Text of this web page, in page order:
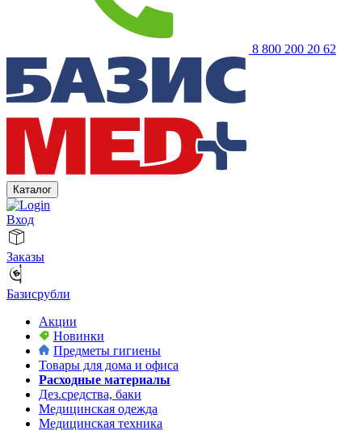
8 800 200 20 62
Каталог
Вход
Заказы
Базисрубли
Акции
Новинки
Предметы гигиены
Товары для дома и офиса
Расходные материалы
Дез.средства, баки
Медицинская одежда
Медицинская техника